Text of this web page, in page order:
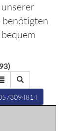
unserer
benötigten